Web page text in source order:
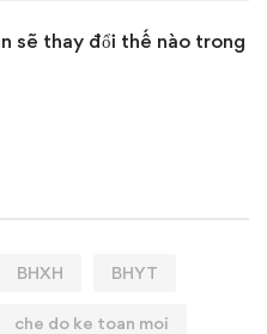
sẽ thay đổi thế nào trong
BHXH BHYT
che do ke toan moi